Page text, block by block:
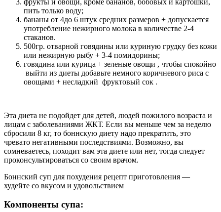
пить только воду;
бананы от 4до 6 штук средних размеров + допускается
употребление нежирного молока в количестве 2-4
стаканов.
500гр. отварной говядины или куриную грудку без кожи
или нежирную рыбу + 3-4 помидорины;
говядина или курица + зеленые овощи , чтобы спокойно
выйти из диеты добавьте немного коричневого риса с
овощами + несладкий фруктовый сок .
Эта диета не подойдет для детей, людей пожилого возраста и
лицам с заболеваниями ЖКТ. Если вы меньше чем за неделю
сбросили 8 кг, то боннскую диету надо прекратить, это
чревато негативными последствиями. Возможно, вы
сомневаетесь, походит вам эта диете или нет, тогда следует
проконсультироваться со своим врачом.
Боннский суп для похудения рецепт приготовления —
худейте со вкусом и удовольствием
Компоненты супа: